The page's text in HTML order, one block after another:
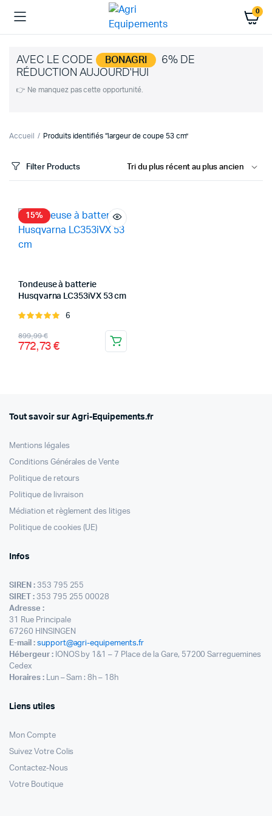
0
AVEC LE CODE BONAGRI
6% DE
RÉDUCTION AUJOURD'HUI
👉 Ne manquez pas cette opportunité.
Accueil Produits identifiés “largeur de coupe 53 cm”
Filter Products
15%
Tondeuse à batterie
Husqvarna LC353iVX 53 cm
Note
6
899,99€
Le
prix
772,73€
Le
prix
Tout savoir sur Agri-Equipements.fr
Mentions légales
Conditions Générales de Vente
Politique de retours
Politique de livraison
Médiation et règlement des litiges
Politique de cookies (UE)
Infos
SIREN :353 795 255
SIRET :353 795 255 00028
Adresse :
31 Rue Principale
67260 HINSINGEN
E-mail : support@agri-equipements.fr
Hébergeur :IONOS by 1&1 – 7 Place de la Gare, 57200 Sarreguemines
Cedex
Horaires :Lun – Sam : 8h – 18h
Liens utiles
Mon Compte
Suivez Votre Colis
Contactez-Nous
Votre Boutique